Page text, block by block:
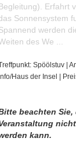
Erfahrt
Sonnensystem
werden
des We ...
Spöölstuv |
Info/Haus der Insel |
beachten Sie,
kann.